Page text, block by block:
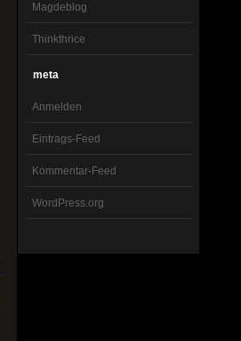
Magdeblog
Thinkthrice
meta
Anmelden
Eintrags-Feed
Kommentar-Feed
WordPress.org